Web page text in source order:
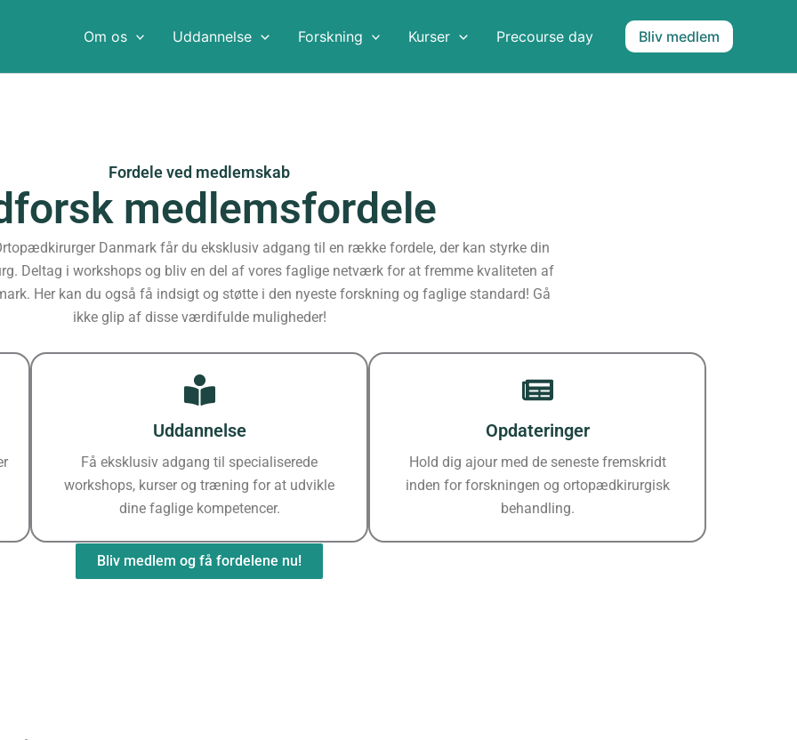
Om os Uddannelse Forskning Kurser Precourse day Bliv medlem
Fordele ved medlemskab
medlemsfordele
Danmark får du eksklusiv adgang til en række fordele, der kan styrke din
Deltag i workshops og bliv en del af vores faglige netværk for at fremme kvaliteten af
Her kan du også få indsigt og støtte i den nyeste forskning og faglige standard! Gå
ikke glip af disse værdifulde muligheder!
Uddannelse
Få eksklusiv adgang til specialiserede
workshops, kurser og træning for at udvikle
dine faglige kompetencer.
Opdateringer
Hold dig ajour med de seneste fremskridt
inden for forskningen og ortopædkirurgisk
behandling.
Bliv medlem og få fordelene nu!